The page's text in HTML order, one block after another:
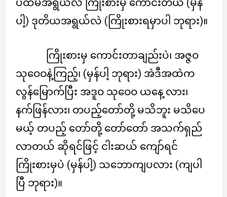
ပထမအရွယ်လဲ ကြိုးစားမှ ကောင်းတယ် (မှန်
ပါ့) ဒုတိယအရွယ်လဲ (ကြိုးစားရမှာပါ ဘုရား)။
ကြိုးစားမှ ကောင်းတာချည်းပဲ၊ အဇ္ဇဝ
သုဝေဝနဲ့ကြည့်၊ (မှန်ပါ့ ဘုရား) အဲဒီအထဲက
လွန်မြောက်ပြီး အဒူဝ သုဝေဝ ယနေ့ လား၊
နက်ဖြန်လား၊ တပည့်တော်တို့ မသိဘူး မသိပေ
မယ့် တပည့် တော်တို့ တော်တော် အသက်ရှည်
လာတယ် ဆိုရင်ဖြင့် ငါးဆယ် ကျော်ရင်
ကြိုးစားမှပဲ (မှန်ပါ့) သဘောကျပလား (ကျပါ
ပြီ ဘုရား)။